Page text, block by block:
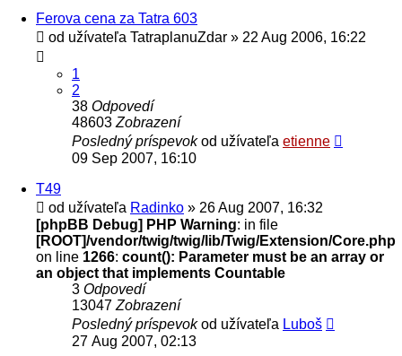
Ferova cena za Tatra 603
od užívateľa TatraplanuZdar » 22 Aug 2006, 16:22
1
2
38 Odpovedí
48603 Zobrazení
Posledný príspevokod užívateľa etienne
09 Sep 2007, 16:10
T49
od užívateľa Radinko » 26 Aug 2007, 16:32
[phpBB Debug] PHP Warning: in file
[ROOT]/vendor/twig/twig/lib/Twig/Extension/Core.php
on line 1266: count(): Parameter must be an array or
an object that implements Countable
3 Odpovedí
13047 Zobrazení
Posledný príspevokod užívateľa Luboš
27 Aug 2007, 02:13